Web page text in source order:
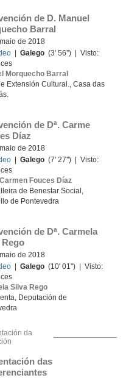
de D. Manuel
Barral
de 2018
|Galego (3' 56'') | Visto:
Morquecho Barral
Extensión Cultural., Casa das
de Dª. Carme
Díaz
de 2018
|Galego (7' 27'') | Visto:
Carmen Fouces Díaz
de Benestar Social,
de Pontevedra
de Dª. Carmela
de 2018
|Galego (10' 01'') | Visto:
Silva Rego
Deputación de
da
das